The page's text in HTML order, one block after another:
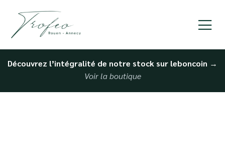
Découvrez l’intégralité de notre stock sur leboncoin →
Voir la boutique